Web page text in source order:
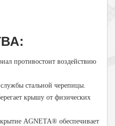
противостоит воздействию
стальной черепицы.
крышу от физических
AGNETA® обеспечивает